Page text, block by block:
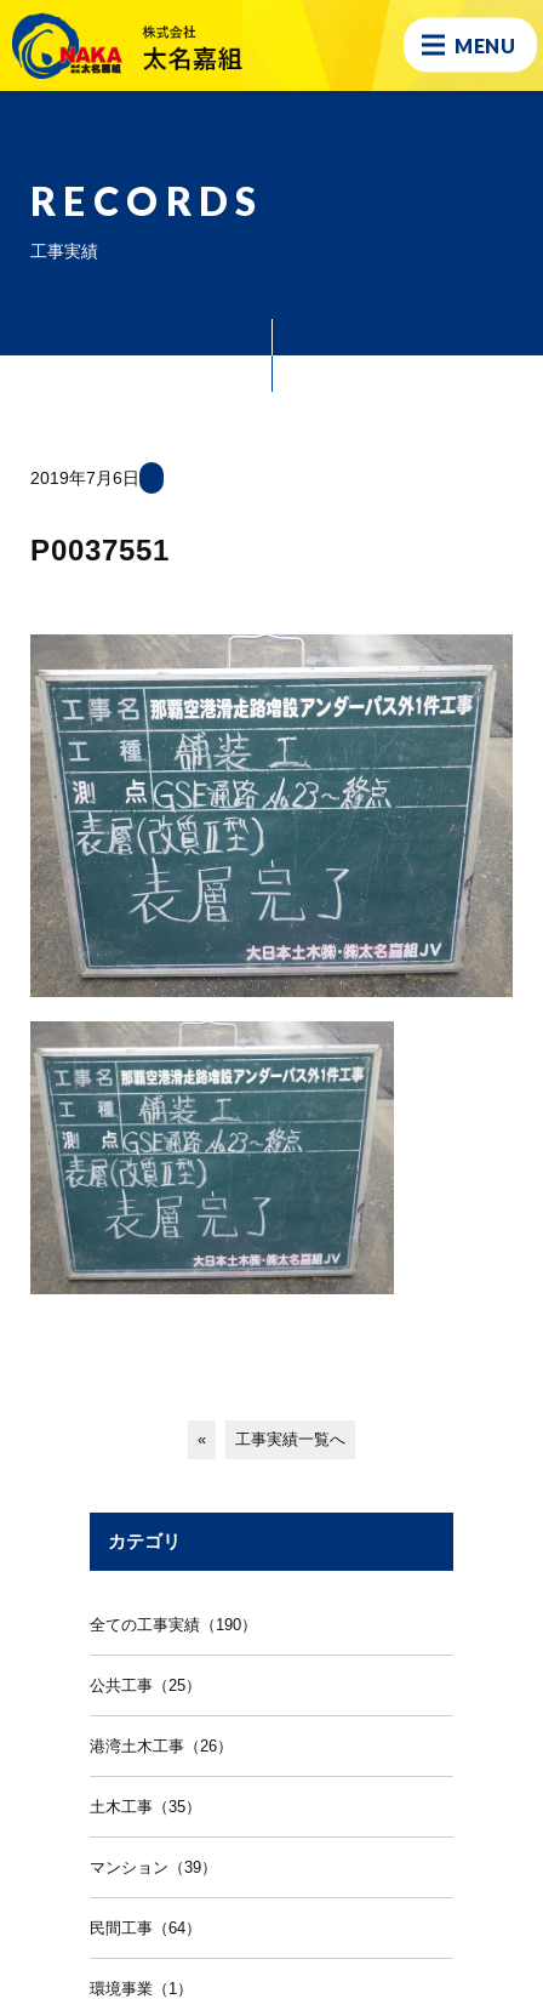
MENU
RECORDS
工事実績
2019年7月6日
P0037551
« 工事実績一覧へ
カテゴリ
全ての工事実績（190）
公共工事（25）
港湾土木工事（26）
土木工事（35）
マンション（39）
民間工事（64）
環境事業（1）